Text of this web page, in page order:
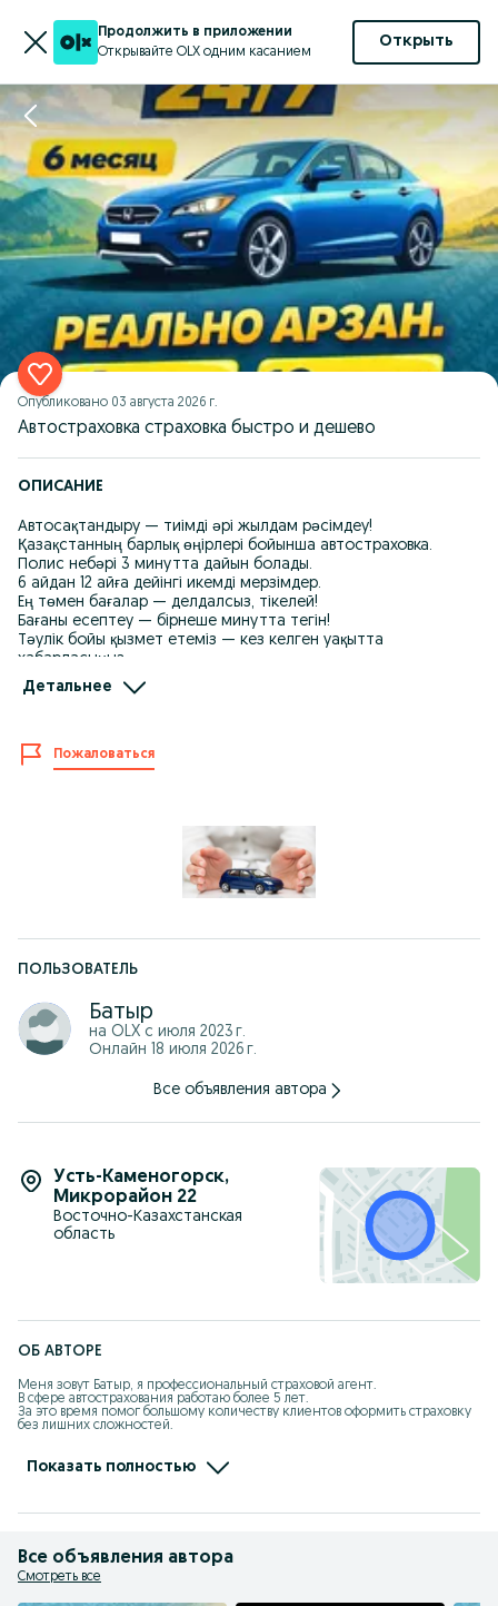
Продолжить в приложении
Открывайте OLX одним касанием
Открыть
Опубликовано 03 августа 2026 г.
Автостраховка страховка быстро и дешево
ОПИСАНИЕ
Автосақтандыру — тиімді әрі жылдам рәсімдеу!
Қазақстанның барлық өңірлері бойынша автостраховка.
Полис небәрі 3 минутта дайын болады.
6 айдан 12 айға дейінгі икемді мерзімдер.
Ең төмен бағалар — делдалсыз, тікелей!
Бағаны есептеу — бірнеше минутта тегін!
Тәулік бойы қызмет етеміз — кез келген уақытта
хабарласыңыз.
Посредниксіз — Қазақстанда ең тиімді шарттар!
Қазақстан аумағы бойынша қызмет көрсетеміз.
Жылдам әрі арзан автостраховка — бізде!
WhatsApp арқылы жазыңыз, автосақтандыру алыңыз.
Детальнее
Пожаловаться
ПОЛЬЗОВАТЕЛЬ
Батыр
на OLX с июля 2023 г.
Онлайн 18 июля 2026 г.
Все объявления автора
Усть-Каменогорск,
Микрорайон 22
Восточно-Казахстанская
область
ОБ АВТОРЕ
Меня зовут Батыр, я профессиональный страховой агент.
В сфере автострахования работаю более 5 лет.
За это время помог большому количеству клиентов оформить страховку
без лишних сложностей.
Работаю официально, строго в рамках действующего законодательства.
надёжности.
Обращайтесь — с удовольствием проконсультирую и помогу.
Показать полностью
Все объявления автора
Смотреть все